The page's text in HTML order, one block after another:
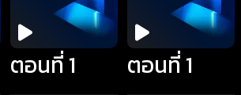
ตอนที่ 1 ตอนที่ 1